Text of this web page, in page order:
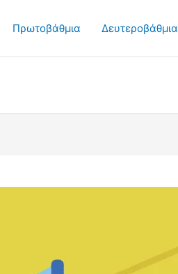
Πρωτοβάθμια Δευτεροβάθμια